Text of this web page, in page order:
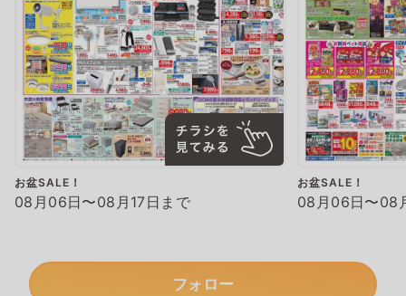
お盆SALE！
08月06日〜08月17日まで
お盆SALE！
08月06日〜08
フォロー